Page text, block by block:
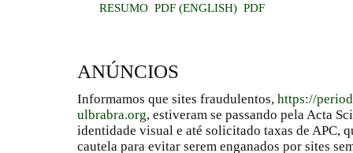
RESUMO PDF (ENGLISH) PDF
ANÚNCIOS
Informamos que sites fraudulentos, https://
ulbrabra.org, estiveram se passando pela Acta
identidade visual e até solicitado taxas de APC,
cautela para evitar serem enganados por sites